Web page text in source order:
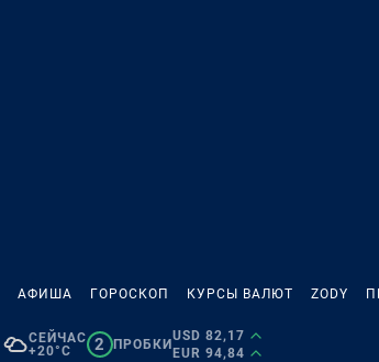
АФИША ГОРОСКОП КУРСЫ ВАЛЮТ ZODY
СЕЙЧАС
+20°C
2 ПРОБКИ
USD 82,17
EUR 94,84